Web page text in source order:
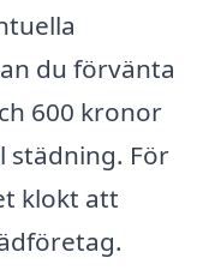
du förvänta
600 kronor
städning. För
klokt att